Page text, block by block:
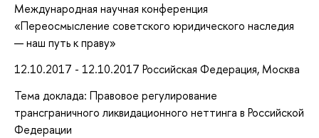
Международная научная конференция
«Переосмысление советского юридического наследия
— наш путь к праву»
12.10.2017 - 12.10.2017 Российская Федерация, Москва
Тема доклада: Правовое регулирование
трансграничного ликвидационного неттинга в Российской
Федерации